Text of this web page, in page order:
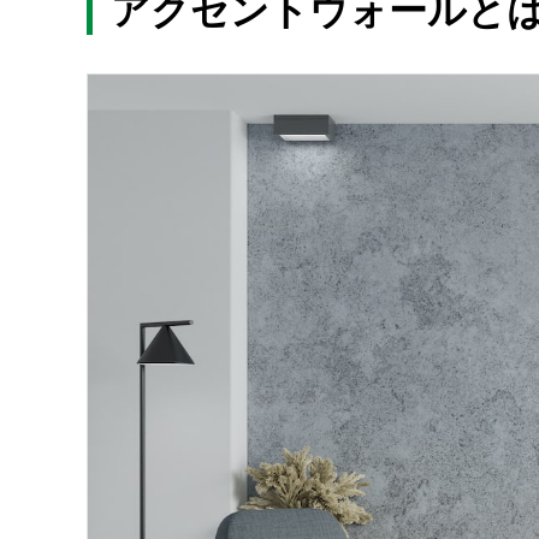
アクセントウォールと